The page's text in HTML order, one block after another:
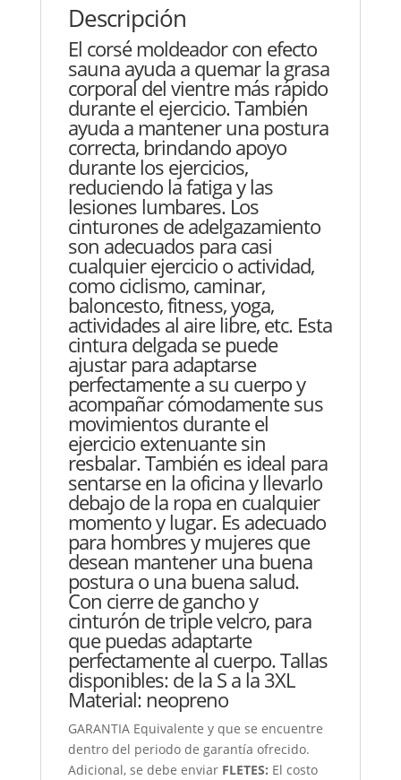
Descripción
El corsé moldeador con efecto
sauna ayuda a quemar la grasa
corporal del vientre más rápido
durante el ejercicio. También
ayuda a mantener una postura
correcta, brindando apoyo
durante los ejercicios,
reduciendo la fatiga y las
lesiones lumbares. Los
cinturones de adelgazamiento
son adecuados para casi
cualquier ejercicio o actividad,
como ciclismo, caminar,
baloncesto, fitness, yoga,
actividades al aire libre, etc. Esta
cintura delgada se puede
ajustar para adaptarse
perfectamente a su cuerpo y
acompañar cómodamente sus
movimientos durante el
ejercicio extenuante sin
resbalar. También es ideal para
sentarse en la oficina y llevarlo
debajo de la ropa en cualquier
momento y lugar. Es adecuado
para hombres y mujeres que
desean mantener una buena
postura o una buena salud.
Con cierre de gancho y
cinturón de triple velcro, para
que puedas adaptarte
perfectamente al cuerpo. Tallas
disponibles: de la S a la 3XL
Material: neopreno
GARANTIA Equivalente y que se encuentre
dentro del periodo de garantía ofrecido.
Adicional, se debe enviar FLETES: El costo